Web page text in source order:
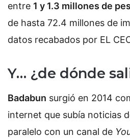
entre 1 y 1.3 millones de
de hasta 72.4 millones de
datos recabados por EL
Y… ¿de dónde
Badabun surgió en 2014
internet que subía noticias
paralelo con un canal de